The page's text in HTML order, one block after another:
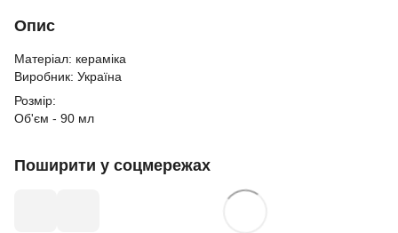
Опис
Матеріал: кераміка
Виробник: Україна
Розмір:
Об'єм - 90 мл
Поширити у соцмережах